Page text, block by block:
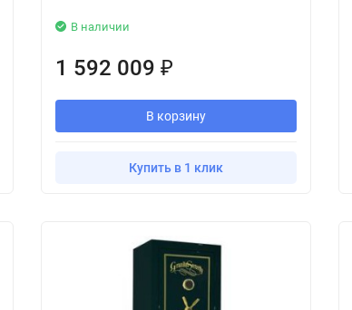
В наличии
1 592 009 ₽
В корзину
Купить в 1 клик